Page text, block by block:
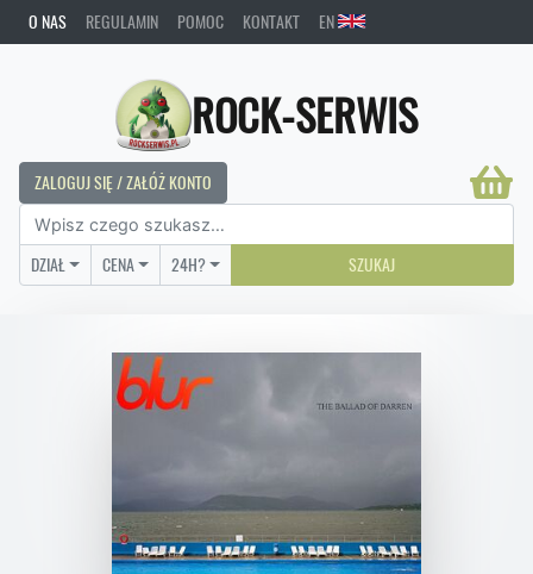
O NAS REGULAMIN POMOC KONTAKT EN
ROCK-SERWIS
ZALOGUJ SIĘ / ZAŁÓŻ KONTO
DZIAŁ CENA 24H? SZUKAJ